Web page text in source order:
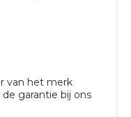
van het merk
garantie bij ons